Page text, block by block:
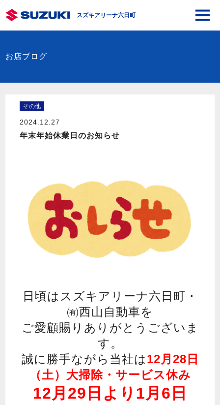
スズキアリーナ六日町
お店ブログ
その他
2024.12.27
年末年始休業日のお知らせ
日頃はスズキアリーナ六日町・
㈲西山自動車を
ご愛顧賜りありがとうございま
す。
誠に勝手ながら当社は12月28日
（土）大掃除・サービス休み
12月29日より1月6日